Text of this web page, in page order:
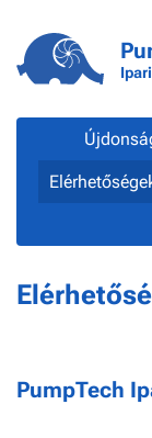
PumpTech